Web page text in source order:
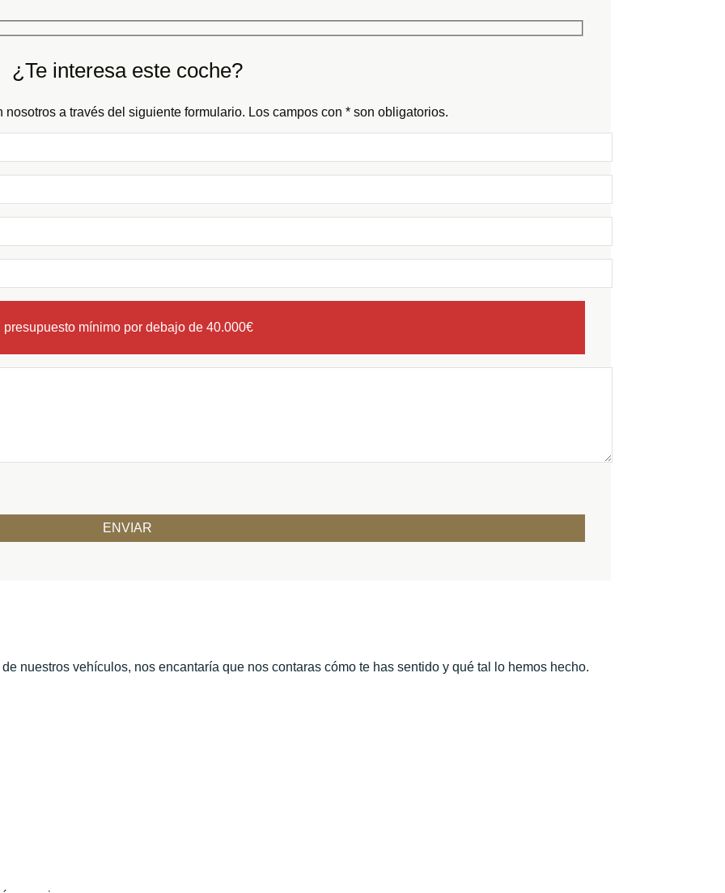
¿Te interesa este coche?
a través del siguiente formulario. Los campos con * son obligatorios.
mínimo por debajo de 40.000€
nuestros vehículos, nos encantaría que nos contaras cómo te has sentido y qué tal lo hemos hecho.